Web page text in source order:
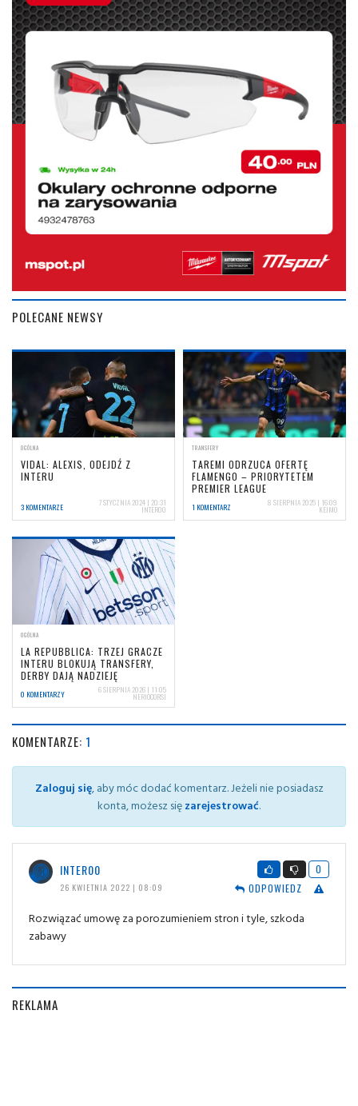
POLECANE NEWSY
OGÓLNA
VIDAL: ALEXIS, ODEJDŹ Z
INTERU
3 KOMENTARZE 7 STYCZNIA 2024 | 20:31
INTER00
TRANSFERY
TAREMI ODRZUCA OFERTĘ
FLAMENGO – PRIORYTETEM
PREMIER LEAGUE
1 KOMENTARZ 8 SIERPNIA 2025 | 16:09
KEJMO
OGÓLNA
LA REPUBBLICA: TRZEJ GRACZE
INTERU BLOKUJĄ TRANSFERY,
DERBY DAJĄ NADZIEJĘ
0 KOMENTARZY 6 SIERPNIA 2026 | 11:05
NERIOCORSI
KOMENTARZE: 1
Zaloguj się, aby móc dodać komentarz. Jeżeli nie posiadasz
konta, możesz sięzarejestrować.
INTER00
26 KWIETNIA 2022 | 08:09
0
ODPOWIEDZ
Rozwiązać umowę za porozumieniem stron i tyle, szkoda
zabawy
REKLAMA